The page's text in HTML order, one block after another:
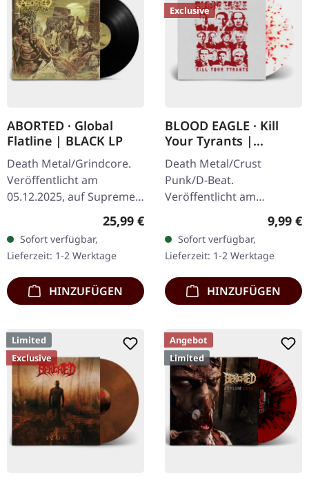
ABORTED · Global
Flatline | BLACK LP
Death Metal/Grindcore.
Veröffentlicht am
05.12.2025, auf Supreme
Schwarzes Vinyl im
Gatefold-Cover. Vinyl-
Spezifikationen: ·
Schweres,…
Regulärer Preis:
25,99 €
Sofort verfügbar,
Lieferzeit: 1-2 Werktage
HINZUFÜGEN
Exclusive
BLOOD EAGLE · Kill
Your Tyrants |
SPLATTER 7" EP
Death Metal/Crust
Punk/D-Beat.
Veröffentlicht am
27.06.2014, auf Supreme
Chaos Records. Weiße,
schwere 7" Vinyl-EP mit
roten Splattern im
dicken…
9,99 €
Sofort verfügbar,
Lieferzeit: 1-2 Werktage
HINZUFÜGEN
Limited
Exclusive
Angebot
Limited